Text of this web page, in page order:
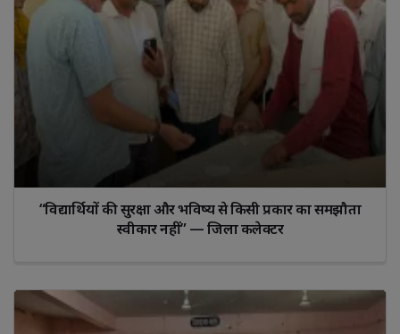
“विद्यार्थियों की सुरक्षा और भविष्य से किसी प्रकार का समझौता
स्वीकार नहीं” — जिला कलेक्टर